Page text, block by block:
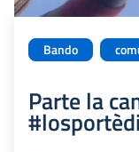
Bando
Parte la